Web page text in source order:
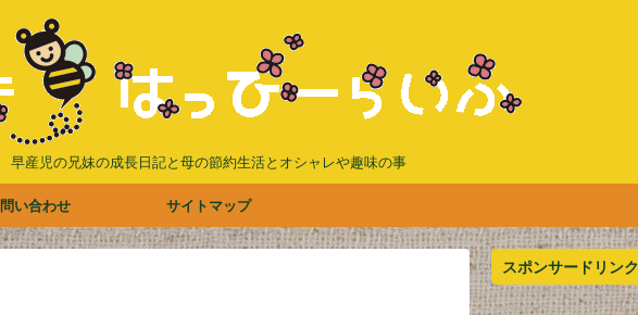
早産児の兄妹の成長日記と母の節約生活とオシャレや趣味の事
問い合わせ サイトマップ
スポンサードリンク